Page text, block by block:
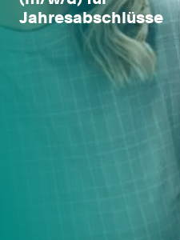
Jahresabschlüsse